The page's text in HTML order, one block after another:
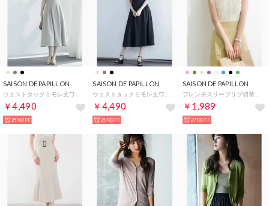
SAISON DE PAPILLON
￥4,490
25%OFF
SAISON DE PAPILLON
￥4,490
25%OFF
SAISON DE PAPILLON
フレンチスリーブリブ切替サマーニットトップス （アイボリー）
￥1,989
27%OFF